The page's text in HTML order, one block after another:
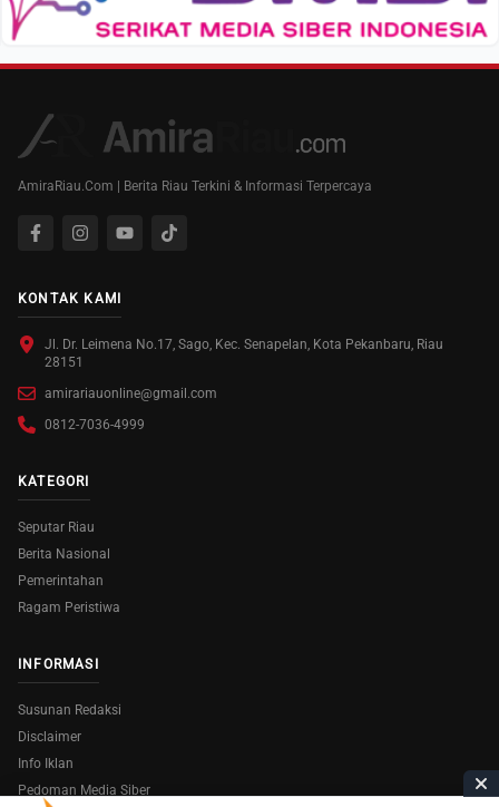
AmiraRiau.Com | Berita Riau Terkini & Informasi Terpercaya
KONTAK KAMI
Jl. Dr. Leimena No.17, Sago, Kec. Senapelan, Kota Pekanbaru, Riau
28151
amirariauonline@gmail.com
0812-7036-4999
KATEGORI
Seputar Riau
Berita Nasional
Pemerintahan
Ragam Peristiwa
INFORMASI
Susunan Redaksi
Disclaimer
Info Iklan
Pedoman Media Siber